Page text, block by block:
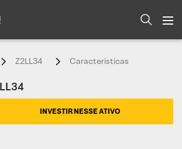
Z2LL34 Características
INVESTIR NESSE ATIVO